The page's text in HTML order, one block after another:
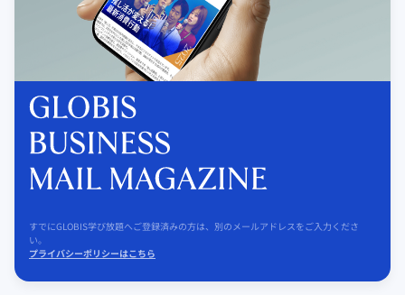
すでにGLOBIS学び放題へご登録済みの方は、別のメールアドレスをご入力くださ
い。
プライバシーポリシーはこちら